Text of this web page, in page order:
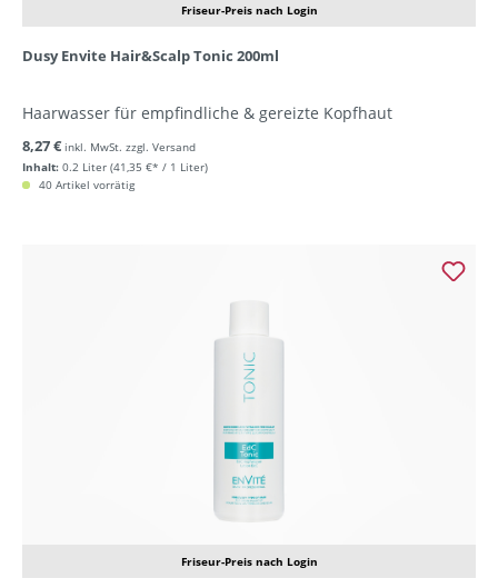
Friseur-Preis nach Login
Dusy Envite Hair&Scalp Tonic 200ml
Haarwasser für empfindliche & gereizte Kopfhaut
Inhalt: 0.2 Liter (41,35 €* / 1 Liter)
8,27 € inkl. MwSt. zzgl. Versand
40 Artikel vorrätig
Friseur-Preis nach Login